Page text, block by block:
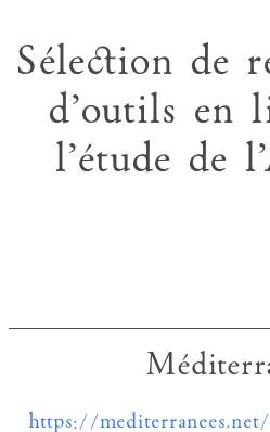
Sélection de
d’outils en
l’étude de
https://